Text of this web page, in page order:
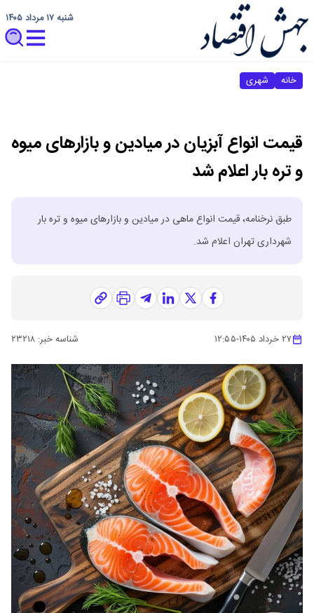
شنبه ۱۷ مرداد ۱۴۰۵
خانه شهری
قیمت انواع آبزیان در میادین و بازارهای میوه
و تره بار اعلام شد
طبق نرخنامه، قیمت انواع ماهی در میادین و بازارهای میوه و تره بار
شهرداری تهران اعلام شد.
۲۷ خرداد ۱۴۰۵ -۱۲:۵۵ شناسه خبر: ۲۳۲۱۸